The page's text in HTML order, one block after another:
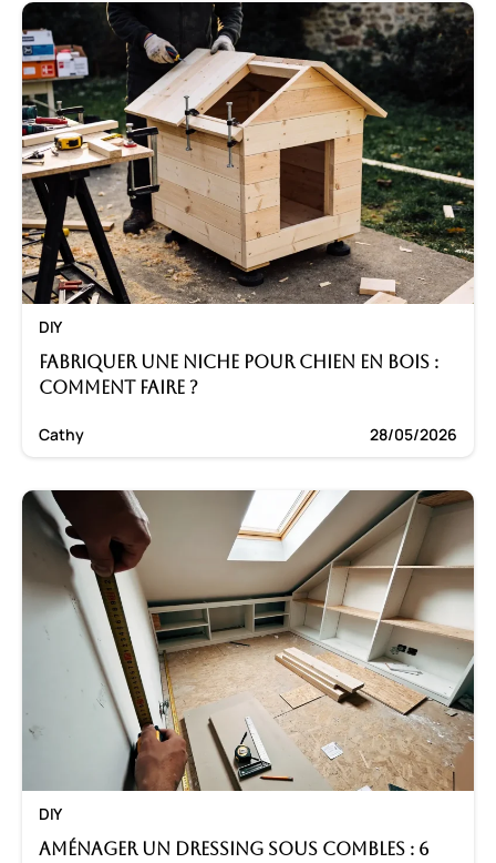
DIY
Fabriquer une niche pour chien en bois :
Comment faire ?
Cathy 28/05/2026
DIY
Aménager un dressing sous combles : 6